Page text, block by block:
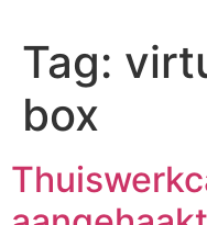
Tag:
box